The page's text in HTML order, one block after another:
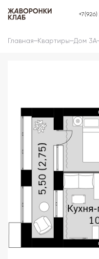
Главная Квартиры Дом 3А